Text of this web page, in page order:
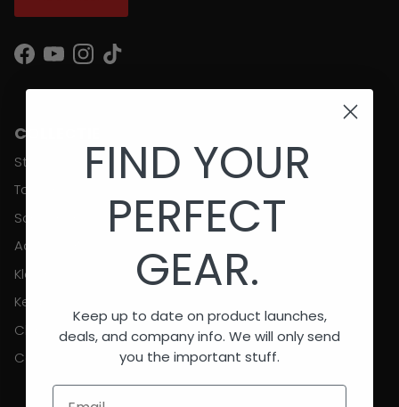
Facebook
YouTubeInstagram
TikTok
COLLECTIE
Sticks
Tassen
Schoenen
Accessoires
Kleding
Keeper
Clubs
Cadeaus
FIND YOUR
PERFECT
GEAR.
Keep up to date on product launches,
deals, and company info. We will only send
you the important stuff.
Email